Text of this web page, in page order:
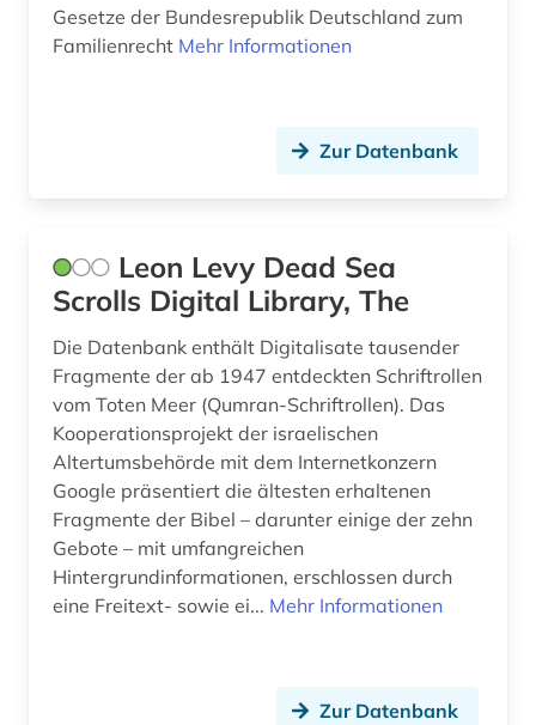
cia (1)
dante <alighieri> (1)
datenanalyse (1)
datenauswertung (1)
ddr (2)
demotisch (2)
deportation (1)
design (1)
Gesetze der Bundesrepublik Deutschland zum
Familienrecht Mehr Informationen
Zur Datenbank
Leon Levy Dead Sea
Scrolls Digital Library, The
Die Datenbank enthält Digitalisate tausender
Fragmente der ab 1947 entdeckten Schriftrollen
vom Toten Meer (Qumran-Schriftrollen). Das
Kooperationsprojekt der israelischen
Altertumsbehörde mit dem Internetkonzern
Google präsentiert die ältesten erhaltenen
Fragmente der Bibel – darunter einige der zehn
Gebote – mit umfangreichen
Hintergrundinformationen, erschlossen durch
eine Freitext- sowie ei... Mehr Informationen
Zur Datenbank